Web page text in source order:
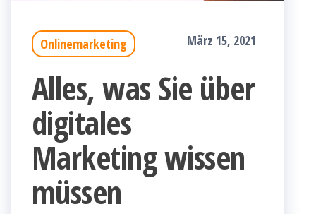
Onlinemarketing März 15, 2021
Alles, was Sie über
digitales
Marketing wissen
müssen